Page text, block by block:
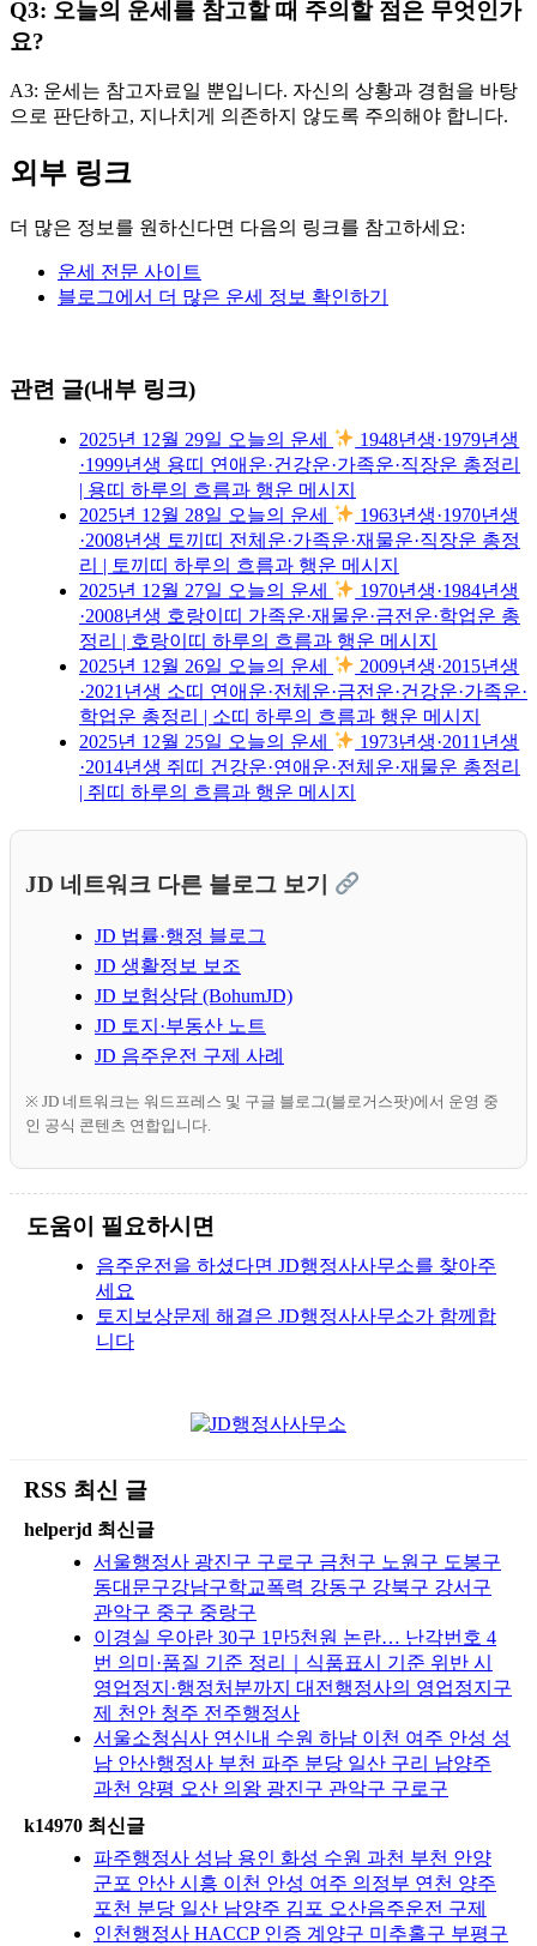
Q3: 오늘의 운세를 참고할 때 주의할 점은 무엇인가
요?
A3: 운세는 참고자료일 뿐입니다. 자신의 상황과 경험을 바탕
으로 판단하고, 지나치게 의존하지 않도록 주의해야 합니다.
외부 링크
더 많은 정보를 원하신다면 다음의 링크를 참고하세요:
운세 전문 사이트
블로그에서 더 많은 운세 정보 확인하기
관련 글(내부 링크)
2025년 12월 29일 오늘의 운세
1948년생·1979년생
·1999년생 용띠 연애운·건강운·가족운·직장운 총정리
| 용띠 하루의 흐름과 행운 메시지
2025년 12월 28일 오늘의 운세
1963년생·1970년생
·2008년생 토끼띠 전체운·가족운·재물운·직장운 총정
리 | 토끼띠 하루의 흐름과 행운 메시지
2025년 12월 27일 오늘의 운세
1970년생·1984년생
·2008년생 호랑이띠 가족운·재물운·금전운·학업운 총
정리 | 호랑이띠 하루의 흐름과 행운 메시지
2025년 12월 26일 오늘의 운세
2009년생·2015년생
·2021년생 소띠 연애운·전체운·금전운·건강운·가족운·
학업운 총정리 | 소띠 하루의 흐름과 행운 메시지
2025년 12월 25일 오늘의 운세
1973년생·2011년생
·2014년생 쥐띠 건강운·연애운·전체운·재물운 총정리
| 쥐띠 하루의 흐름과 행운 메시지
JD 네트워크 다른 블로그 보기
JD 법률·행정 블로그
JD 생활정보 보조
JD 보험상담 (BohumJD)
JD 토지·부동산 노트
JD 음주운전 구제 사례
※ JD 네트워크는 워드프레스 및 구글 블로그(블로거스팟)에서 운영 중
인 공식 콘텐츠 연합입니다.
도움이 필요하시면
음주운전을 하셨다면 JD행정사사무소를 찾아주
세요
토지보상문제 해결은 JD행정사사무소가 함께합
니다
RSS 최신 글
helperjd 최신글
서울행정사 광진구 구로구 금천구 노원구 도봉구
동대문구강남구학교폭력 강동구 강북구 강서구
관악구 중구 중랑구
이경실 우아란 30구 1만5천원 논란… 난각번호 4
번 의미·품질 기준 정리｜식품표시 기준 위반 시
영업정지·행정처분까지 대전행정사의 영업정지구
제 천안 청주 전주행정사
서울소청심사 연신내 수원 하남 이천 여주 안성 성
남 안산행정사 부천 파주 분당 일산 구리 남양주
과천 양평 오산 의왕 광진구 관악구 구로구
k14970 최신글
파주행정사 성남 용인 화성 수원 과천 부천 안양
군포 안산 시흥 이천 안성 여주 의정부 연천 양주
포천 분당 일산 남양주 김포 오산음주운전 구제
인천행정사 HACCP 인증 계양구 미추홀구 부평구